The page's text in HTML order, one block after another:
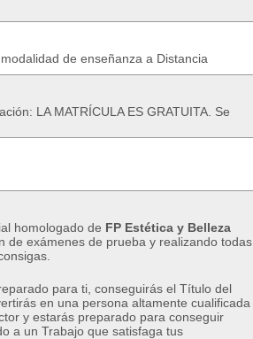
de enseñanza a Distancia
LA MATRÍCULA ES GRATUITA. Se
homologado de FP Estética y Belleza
de exámenes de prueba y realizando todas
para ti, conseguirás el Título del
en una persona altamente cualificada
y estarás preparado para conseguir
a un Trabajo que satisfaga tus